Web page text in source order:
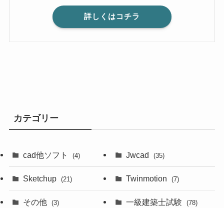
詳しくはコチラ
カテゴリー
cad他ソフト (4) Jwcad (35)
Sketchup (21) Twinmotion (7)
その他 (3) 一級建築士試験 (78)